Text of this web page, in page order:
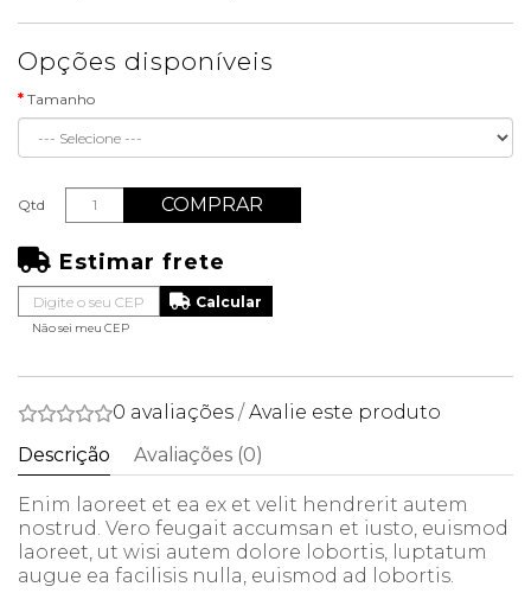
Opções disponíveis
Tamanho
Qtd COMPRAR
Estimar frete
Não sei meu CEP
0 avaliações /Avalie este produto
Descrição
Avaliações (0)
Enim laoreet et ea ex et velit hendrerit autem
nostrud. Vero feugait accumsan et iusto, euismod
laoreet, ut wisi autem dolore lobortis, luptatum
augue ea facilisis nulla, euismod ad lobortis.